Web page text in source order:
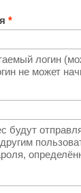
*
логин
не может
будут